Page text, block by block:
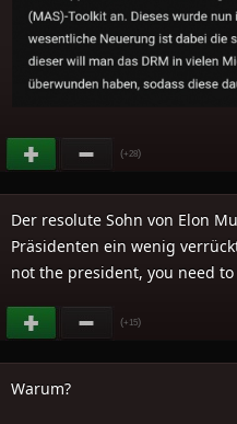
(+28)
Der resolute Sohn von Elon
Präsidenten ein wenig
not the president, you need to
(+15)
Warum?